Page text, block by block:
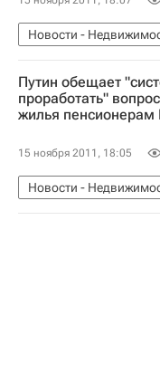
Новости -
Владимир Путин
Путин обещает
проработать"
жилья
15 ноября 2011, 18:05
Новости -
Пенсионеры